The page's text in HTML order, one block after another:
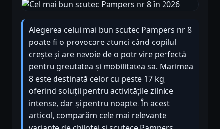
Alegerea celui mai bun scutec Pampers nr 8
poate fi o provocare atunci când copilul
crește și are nevoie de o potrivire perfectă
pentru greutatea și mobilitatea sa. Marimea
8 este destinată celor cu peste 17 kg,
oferind soluții pentru activitățile zilnice
intense, dar și pentru noapte. În acest
articol, comparăm cele mai relevante